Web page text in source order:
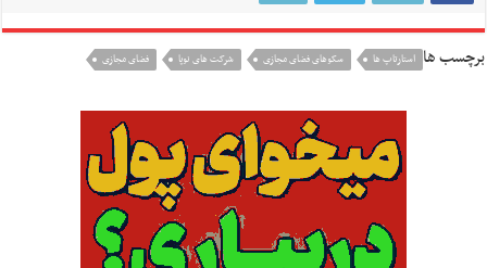
برچسب ها استارتاپ ها سکوهای فضای مجازی شرکت های نوپا فضای مجازی